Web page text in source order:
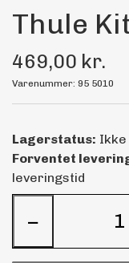
Thule
469,00 kr.
Varenummer: 95 5010
Lagerstatus: Ikke
Forventet
leveringstid
−